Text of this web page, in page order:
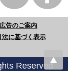
広告のご案内
法に基づく表示
Reserved